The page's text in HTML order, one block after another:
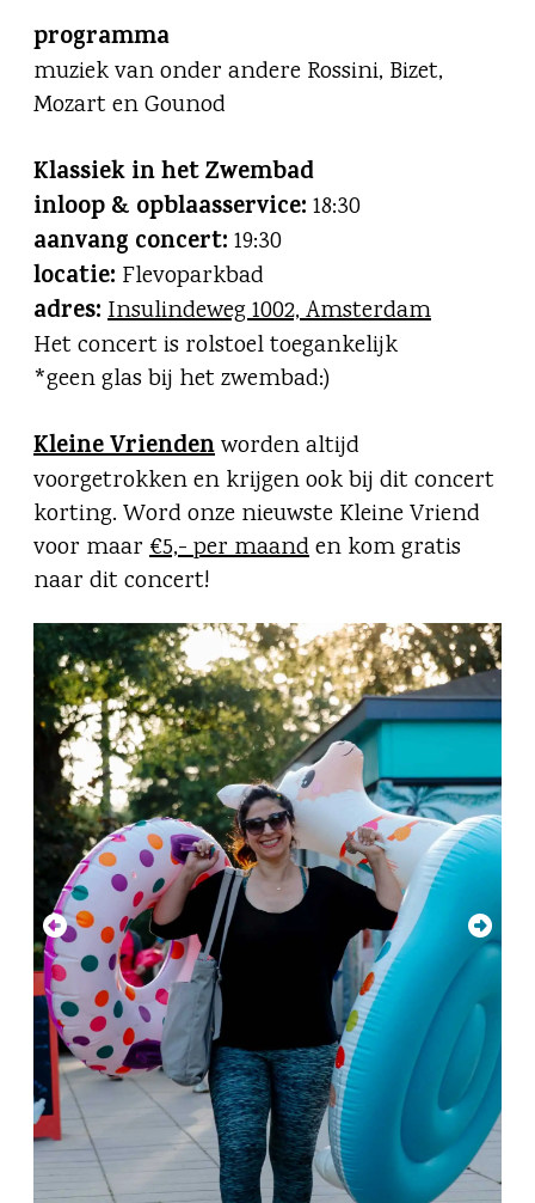
programma
muziek van onder andere Rossini, Bizet,
Mozart en Gounod
Klassiek in het Zwembad
inloop & opblaasservice: 18:30
aanvang concert: 19:30
locatie: Flevoparkbad
adres: Insulindeweg 1002, Amsterdam
Het concert is rolstoel toegankelijk
*geen glas bij het zwembad:)
Kleine Vriendenworden altijd
voorgetrokken en krijgen ook bij dit concert
korting. Word onze nieuwste Kleine Vriend
voor maar €5,- per maanden kom gratis
naar dit concert!